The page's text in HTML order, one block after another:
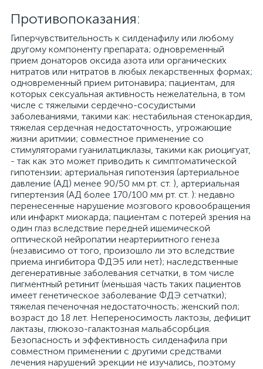
Противопоказания:
Гиперчувствительность к силденафилу или любому
другому компоненту препарата; одновременный
прием донаторов оксида азота или органических
нитратов или нитратов в любых лекарственных формах;
одновременный прием ритонавира; пациентам, для
которых сексуальная активность нежелательна, в том
числе с тяжелыми сердечно-сосудистыми
заболеваниями, такими как: нестабильная стенокардия,
тяжелая сердечная недостаточность, угрожающие
жизни аритмии; совместное применение со
стимуляторами гуанилатциклазы, такими как риоцигуат,
- так как это может приводить к симптоматической
гипотензии; артериальная гипотензия (артериальное
давление (АД) менее 90/50 мм рт. ст. ), артериальная
гипертензия (АД более 170/100 мм рт. ст. ): недавно
перенесенные нарушение мозгового кровообращения
или инфаркт миокарда; пациентам с потерей зрения на
один глаз вследствие передней ишемической
оптической нейропатии неартериитного генеза
(независимо от того, произошло ли это вследствие
приема ингибитора ФДЭ5 или нет); наследственные
дегенеративные заболевания сетчатки, в том числе
пигментный ретинит (меньшая часть таких пациентов
имеет генетическое заболевание ФДЭ сетчатки);
тяжелая печеночная недостаточность; женский пол;
возраст до 18 лет. Непереносимость лактозы, дефицит
лактазы, глюкозо-галактозная мальабсорбция.
Безопасность и эффективность силденафила при
совместном применении с другими средствами
лечения нарушений эрекции не изучались, поэтому